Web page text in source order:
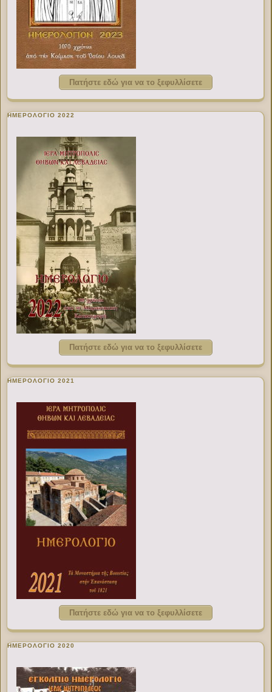
Πατήστε εδώ για να το ξεφυλλίσετε
ΗΜΕΡΟΛΟΓΙΟ 2022
Πατήστε εδώ για να το ξεφυλλίσετε
ΗΜΕΡΟΛΟΓΙΟ 2021
Πατήστε εδώ για να το ξεφυλλίσετε
ΗΜΕΡΟΛΟΓΙΟ 2020